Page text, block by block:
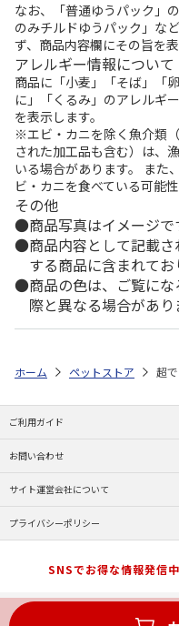
なお、「普通ゆうパック」
のみチルドゆうパック」な
ず、商品内容欄にその旨を表
アレルギー情報について
商品に「小麦」「そば」「
に」「くるみ」のアレルギ
を表示します。
※エビ・カニを除く魚介類
された加工品も含む）は、
いる場合があります。 また
ビ・カニを食べている可能性
その他
商品写真はイメージで
商品内容として記載
する商品に含まれてお
商品の色は、ご覧に
際と異なる場合があり
ホーム ペットストア 超
ご利用ガイド
お問い合わせ
サイト運営会社について
プライバシーポリシー
SNSでお得な情報発信中